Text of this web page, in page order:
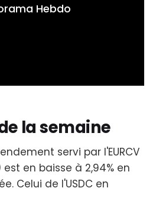
Hebdo
la semaine
servi par l'EURCV
en baisse à 2,94% en
Celui de l'USDC en